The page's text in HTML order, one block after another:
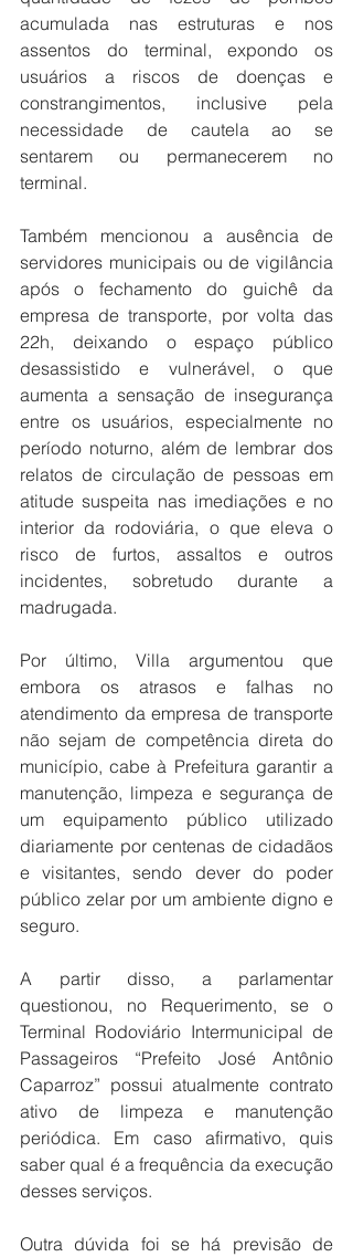
acumulada nas estruturas e nos
assentos do terminal, expondo os
usuários a riscos de doenças e
constrangimentos, inclusive pela
necessidade de cautela ao se
sentarem ou permanecerem no
terminal.
Também mencionou a ausência de
servidores municipais ou de vigilância
após o fechamento do guichê da
empresa de transporte, por volta das
22h, deixando o espaço público
desassistido e vulnerável, o que
aumenta a sensação de insegurança
entre os usuários, especialmente no
período noturno, além de lembrar dos
relatos de circulação de pessoas em
atitude suspeita nas imediações e no
interior da rodoviária, o que eleva o
risco de furtos, assaltos e outros
incidentes, sobretudo durante a
madrugada.
Por último, Villa argumentou que
embora os atrasos e falhas no
atendimento da empresa de transporte
não sejam de competência direta do
município, cabe à Prefeitura garantir a
manutenção, limpeza e segurança de
um equipamento público utilizado
diariamente por centenas de cidadãos
e visitantes, sendo dever do poder
público zelar por um ambiente digno e
seguro.
A partir disso, a parlamentar
questionou, no Requerimento, se o
Terminal Rodoviário Intermunicipal de
Passageiros “Prefeito José Antônio
Caparroz” possui atualmente contrato
ativo de limpeza e manutenção
periódica. Em caso afirmativo, quis
saber qual é a frequência da execução
desses serviços.
Outra dúvida foi se há previsão de